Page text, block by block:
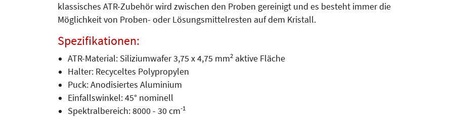
klassisches ATR-Zubehör wird zwischen den Proben gereinigt und es besteht immer die
Möglichkeit von Proben- oder Lösungsmittelresten auf dem Kristall.
Spezifikationen:
ATR-Material: Siliziumwafer 3,75 x 4,75 mm2 aktive Fläche
Halter: Recyceltes Polypropylen
Puck: Anodisiertes Aluminium
Einfallswinkel: 45° nominell
Spektralbereich: 8000 - 30 cm-1